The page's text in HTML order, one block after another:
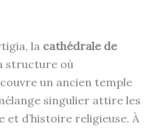
la cathédrale de
structure où
un ancien temple
singulier attire les
et d’histoire religieuse. À